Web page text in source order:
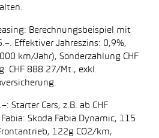
Berechnungsbeispiel mit
Effektiver Jahreszins: 0,9%,
km/Jahr), Sonderzahlung CHF
CHF 888.27/Mt., exkl.
Starter Cars, z.B. ab CHF
Skoda Fabia Dynamic, 115
122g CO2/km,